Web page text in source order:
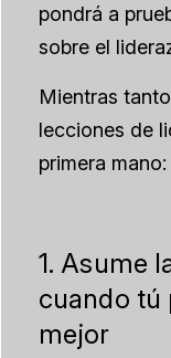
pondrá a
sobre el
Mientras
lecciones de
primera mano:
1. Asume
cuando tú
mejor